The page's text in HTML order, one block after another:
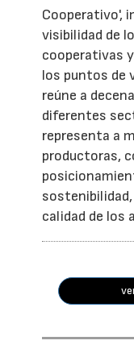
Cooperativo',
visibilidad de
cooperativas
los puntos de
reúne a
diferentes
representa a
productoras,
calidad de los